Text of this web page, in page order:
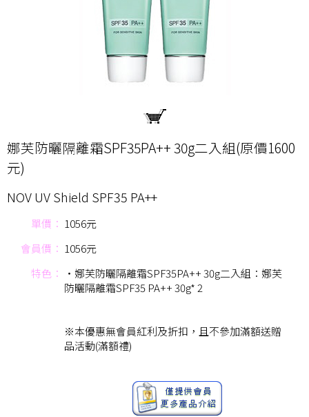
娜芙防曬隔離霜SPF35PA++ 30g二入組(原價1600
元)
NOV UV Shield SPF35 PA++
單價： 1056元
會員價： 1056元
特色：
‧娜芙防曬隔離霜SPF35PA++ 30g二入組：娜芙
防曬隔離霜SPF35 PA++ 30g* 2
※本優惠無會員紅利及折扣，且不參加滿額送贈
品活動(滿額禮)